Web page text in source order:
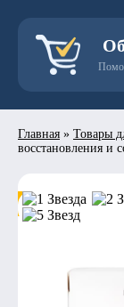
Главная » Товары
восстановления и
- 50%